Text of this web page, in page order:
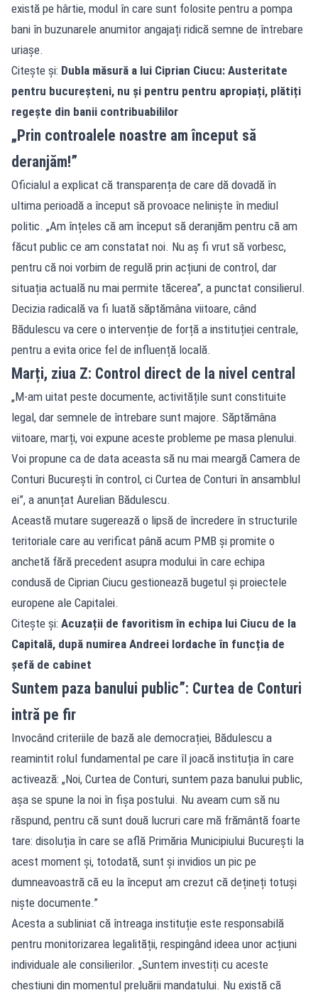
există pe hârtie, modul în care sunt folosite pentru a pompa
bani în buzunarele anumitor angajați ridică semne de întrebare
uriașe.
Citește și: Dubla măsură a lui Ciprian Ciucu: Austeritate
pentru bucureșteni, nu și pentru pentru apropiați, plătiți
regește din banii contribuabililor
„Prin controalele noastre am început să
deranjăm!”
Oficialul a explicat că transparența de care dă dovadă în
ultima perioadă a început să provoace neliniște în mediul
politic. „Am înțeles că am început să deranjăm pentru că am
făcut public ce am constatat noi. Nu aș fi vrut să vorbesc,
pentru că noi vorbim de regulă prin acțiuni de control, dar
situația actuală nu mai permite tăcerea”, a punctat consilierul.
Decizia radicală va fi luată săptămâna viitoare, când
Bădulescu va cere o intervenție de forță a instituției centrale,
pentru a evita orice fel de influență locală.
Marți, ziua Z: Control direct de la nivel central
„M-am uitat peste documente, activitățile sunt constituite
legal, dar semnele de întrebare sunt majore. Săptămâna
viitoare, marți, voi expune aceste probleme pe masa plenului.
Voi propune ca de data aceasta să nu mai meargă Camera de
Conturi București în control, ci Curtea de Conturi în ansamblul
ei”, a anunțat Aurelian Bădulescu.
Această mutare sugerează o lipsă de încredere în structurile
teritoriale care au verificat până acum PMB și promite o
anchetă fără precedent asupra modului în care echipa
condusă de Ciprian Ciucu gestionează bugetul și proiectele
europene ale Capitalei.
Citește și: Acuzații de favoritism în echipa lui Ciucu de la
Capitală, după numirea Andreei Iordache în funcția de
șefă de cabinet
Suntem paza banului public”: Curtea de Conturi
intră pe fir
Invocând criteriile de bază ale democrației, Bădulescu a
reamintit rolul fundamental pe care îl joacă instituția în care
activează: „Noi, Curtea de Conturi, suntem paza banului public,
așa se spune la noi în fișa postului. Nu aveam cum să nu
răspund, pentru că sunt două lucruri care mă frământă foarte
tare: disoluția în care se află Primăria Municipiului București la
acest moment și, totodată, sunt și invidios un pic pe
dumneavoastră că eu la început am crezut că dețineți totuși
niște documente.”
Acesta a subliniat că întreaga instituție este responsabilă
pentru monitorizarea legalității, respingând ideea unor acțiuni
individuale ale consilierilor. „Suntem investiți cu aceste
chestiuni din momentul preluării mandatului. Nu există că